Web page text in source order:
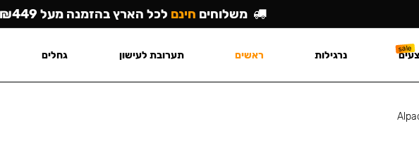
משלוחים חינם לכל הארץ בהזמנה מעל ₪449
נרגילות ראשים תערובת לעישון גחלים